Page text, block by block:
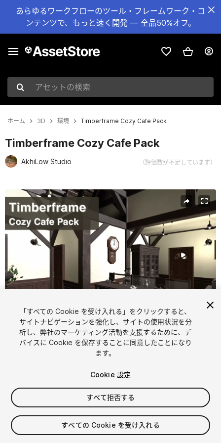
あらゆるワークフローのツール・フレームワーク・コ
ンテンツで、もっと速く開発 — 全品50%オフ。
アセットの検索
ホーム 3D 環境 Timberframe Cozy Cafe Pack
Timberframe Cozy Cafe Pack
AkhiLow Studio （評価数が不足しています）
現在のスライド：1 / 7
1 /7
$15.98
消費税は決済時に計算されます
「すべての Cookie を受け入れる」をクリックすると、
サイトナビゲーションを強化し、サイトの使用状況を分
析し、弊社のマーケティング活動を支援するために、デ
バイスに Cookie を保存することに同意したことになり
ます。
Cookie 設定
すべて拒否する
すべての Cookie を受け入れる